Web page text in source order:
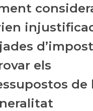
els
de